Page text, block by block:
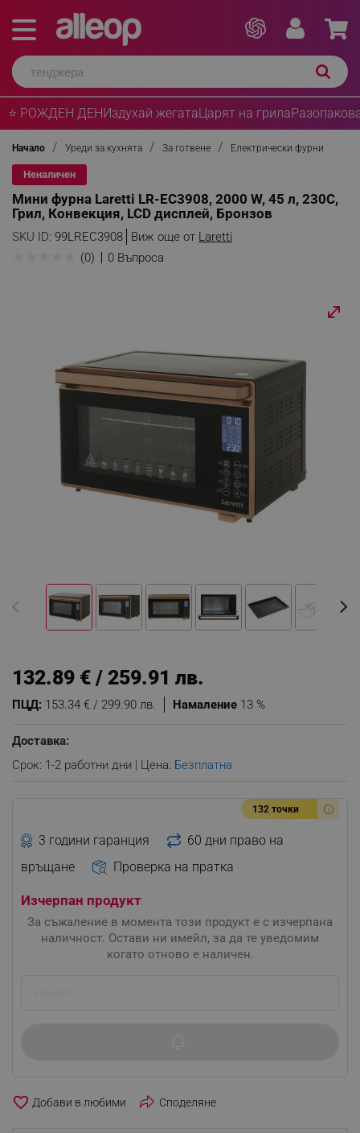
⭐ РОЖДЕН ДЕНИздухай жегатаЦарят на грила
Начало Уреди за кухнята За готвене Електрически фурни
Неналичен
Мини фурна Laretti LR-EC3908, 2000 W, 45 л, 230C,
Грил, Конвекция, LCD дисплей, Бронзов
SKU ID: 99LREC3908 Виж още от Laretti
(0) 0 Въпроса
Намаление 13 %
ПЦД: 153.34 € / 299.90 лв.
132.89 € / 259.91 лв.
Доставка:
Срок: 1-2 работни дни | Цена: Безплатна
132 точки
3 години гаранция
60 дни право на
връщане
Проверка на пратка
Изчерпан продукт
За съжаление в момента този продукт е с изчерпана
наличност. Остави ни имейл, за да те уведомим
когато отново е наличен.
favorite_border Споделяне